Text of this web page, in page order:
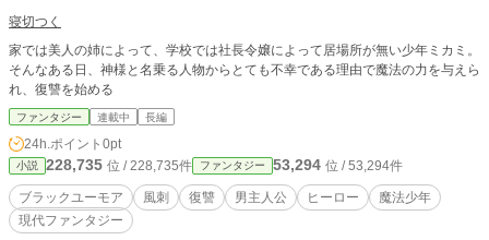
寝切つく
家では美人の姉によって、学校では社長令嬢によって居場所が無い少年ミカミ。
そんなある日、神様と名乗る人物からとても不幸である理由で魔法の力を与えら
れ、復讐を始める
ファンタジー 連載中 長編
24h.ポイント 0pt
小説 228,735 位 / 228,735件 ファンタジー 53,294 位 / 53,294件
ブラックユーモア 風刺 復讐 男主人公 ヒーロー
魔法少年
現代ファンタジー